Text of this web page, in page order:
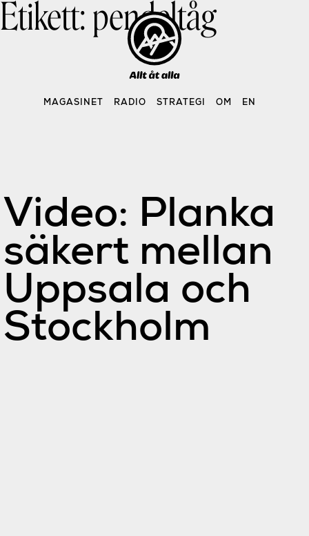
Skip
MAGASINET RADIO STRATEGI OM EN
Etikett:pendeltåg
Video: Planka
säkert mellan
Uppsala och
Stockholm